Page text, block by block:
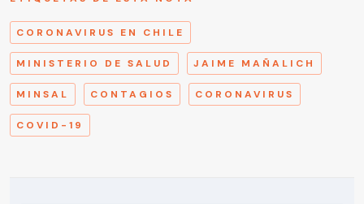
CORONAVIRUS EN CHILE
MINISTERIO DE SALUD JAIME MAÑALICH
MINSAL CONTAGIOS CORONAVIRUS
COVID-19